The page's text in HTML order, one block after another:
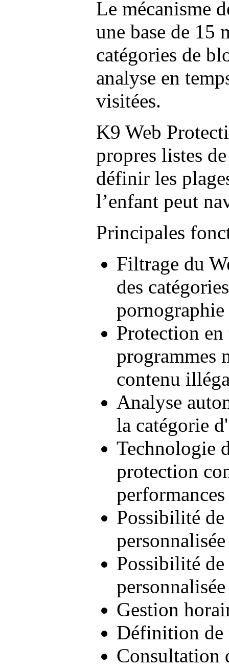
Le mécanisme
une base de 15
catégories de
analyse en
visitées.
K9 Web
propres listes
définir les
l’enfant peut
Principales
Filtrage du
des
Protection en
programmes
contenu
Analyse
la catégorie
Technologie
protection
Possibilité
personnalisée
Possibilité
personnalisée
Gestion
Définition de
Consultation